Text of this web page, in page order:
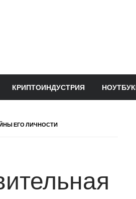
КРИПТОИНДУСТРИЯ
ЕГО ЛИЧНОСТИ